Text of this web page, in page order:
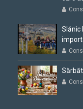
Slănic